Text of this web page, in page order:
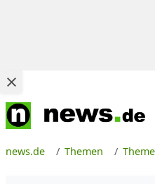
news.de Themen